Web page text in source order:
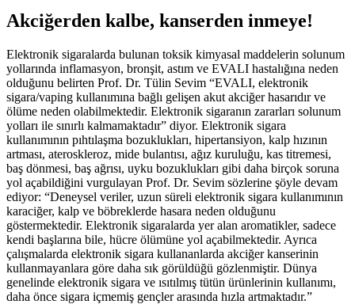
Akciğerden kalbe, kanserden inmeye!
Elektronik sigaralarda bulunan toksik kimyasal maddelerin solunum
yollarında inflamasyon, bronşit, astım ve EVALI hastalığına neden
olduğunu belirten Prof. Dr. Tülin Sevim “EVALI, elektronik
sigara/vaping kullanımına bağlı gelişen akut akciğer hasarıdır ve
ölüme neden olabilmektedir. Elektronik sigaranın zararları solunum
yolları ile sınırlı kalmamaktadır” diyor. Elektronik sigara
kullanımının pıhtılaşma bozuklukları, hipertansiyon, kalp hızının
artması, ateroskleroz, mide bulantısı, ağız kuruluğu, kas titremesi,
baş dönmesi, baş ağrısı, uyku bozuklukları gibi daha birçok soruna
yol açabildiğini vurgulayan Prof. Dr. Sevim sözlerine şöyle devam
ediyor: “Deneysel veriler, uzun süreli elektronik sigara kullanımının
karaciğer, kalp ve böbreklerde hasara neden olduğunu
göstermektedir. Elektronik sigaralarda yer alan aromatikler, sadece
kendi başlarına bile, hücre ölümüne yol açabilmektedir. Ayrıca
çalışmalarda elektronik sigara kullananlarda akciğer kanserinin
kullanmayanlara göre daha sık görüldüğü gözlenmiştir. Dünya
genelinde elektronik sigara ve ısıtılmış tütün ürünlerinin kullanımı,
daha önce sigara içmemiş gençler arasında hızla artmaktadır.”